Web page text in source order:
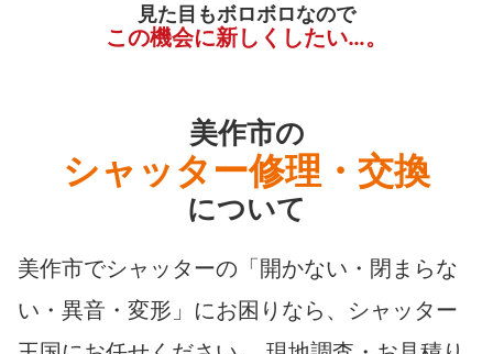
見た目もボロボロなので
この機会に新しくしたい…。
美作市の
シャッター修理・交換
について
美作市でシャッターの「開かない・閉まらな
い・異音・変形」にお困りなら、シャッター